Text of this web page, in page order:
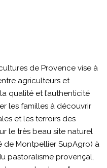
de Provence vise à
agriculteurs et
qualité et l’authenticité
les familles à découvrir
et les terroirs des
le très beau site naturel
de Montpellier SupAgro) à
pastoralisme provençal,